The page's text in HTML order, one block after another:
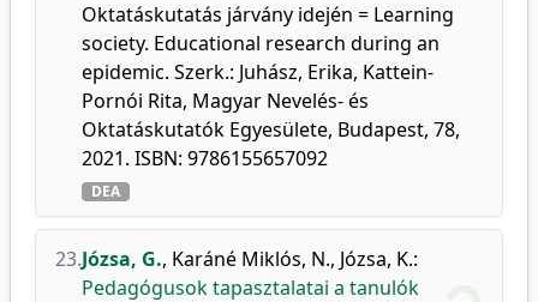
Oktatáskutatás járvány idején = Learning
society. Educational research during an
epidemic. Szerk.: Juhász, Erika, Kattein-
Pornói Rita, Magyar Nevelés- és
Oktatáskutatók Egyesülete, Budapest, 78,
2021. ISBN: 9786155657092
DEA
23.Józsa, G., Karáné Miklós, N., Józsa, K.:
Pedagógusok tapasztalatai a tanulók